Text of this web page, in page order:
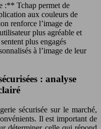
:** Tchap permet de
aux couleurs de
renforce l’image de
plus agréable et
plus engagés
à l’image de leur
: analyse
sécurisée sur le marché,
Il est important de